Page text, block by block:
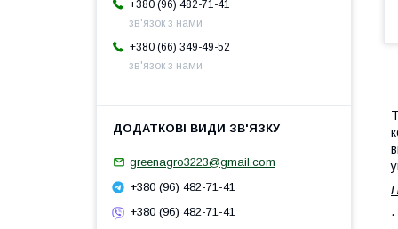
+380 (96) 482-71-41
зв'язок з нами
+380 (66) 349-49-52
зв'язок з нами
greenagro3223@gmail.com
+380 (96) 482-71-41
+380 (96) 482-71-41